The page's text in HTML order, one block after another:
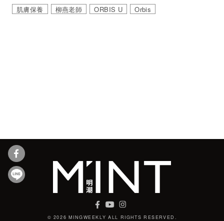
肌膚保養 柳燕老師 ORBIS U Orbis
© 2026 MINGWEEKLY ALL RIGHTS RESERVED.